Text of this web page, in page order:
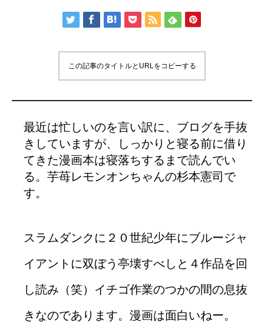
この記事のタイトルとURLをコピーする
最近は忙しいのを言い訳に、ブログを手抜
きしていますが、しっかりと寝る前に借り
てきた漫画本は寝落ちするまで読んでい
る。芋苺レモンオンちゃんの杉本憲司で
す。
スラムダンクに２０世紀少年にブルージャ
イアントに双ぼう亭壊すべしと４作品を回
し読み（笑）イチゴ作業のつかの間の息抜
きなのであります。漫画は面白いねー。